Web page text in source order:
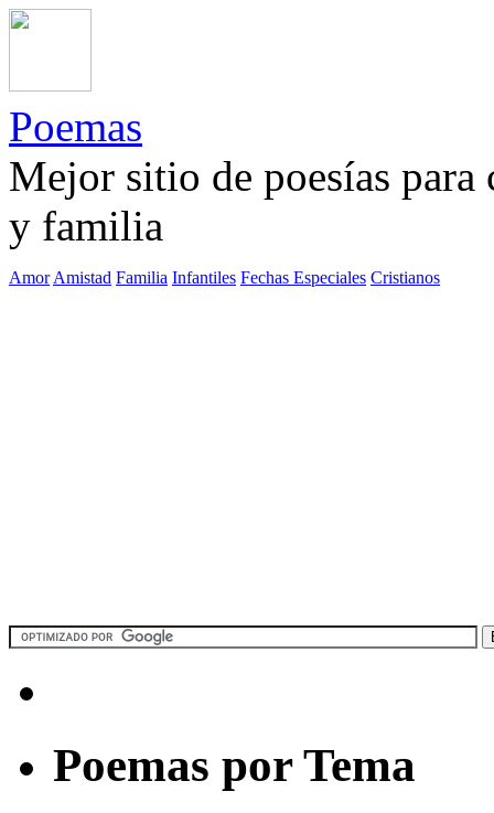
Poemas
Mejor sitio de poesías
y familia
Amor Amistad Familia Infantiles Fechas Especiales Cristianos
Poemas por Tema